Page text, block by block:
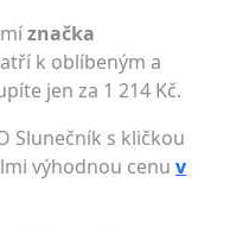
značka
k oblíbeným a
jen za 1 214 Kč.
Slunečník s kličkou
výhodnou cenu v